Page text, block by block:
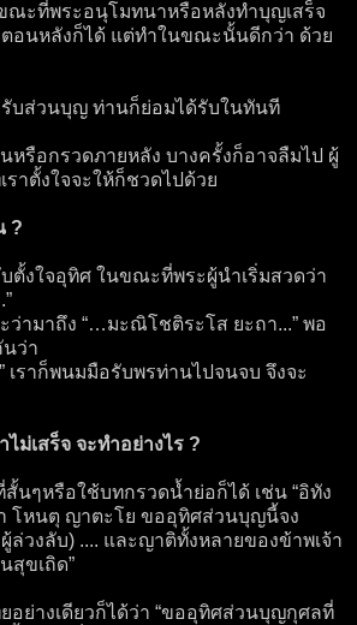
ณะที่พระอนุโมทนาหรือหลังทำบุญเสร็จ
อนหลังก็ได้ แต่ทำในขณะนั้นดีกว่า ด้วย
บส่วนบุญ ท่านก็ย่อมได้รับในทันที
หรือกรวดภายหลัง บางครั้งก็อาจลืมไป ผู้
ราตั้งใจจะให้ก็ชวดไปด้วย
?
ตั้งใจอุทิศ ในขณะที่พระผู้นำเริ่มสวดว่า
ว่ามาถึง “…มะณิโชติระโส ยะถา...” พอ
ว่า
เราก็พนมมือรับพรท่านไปจนจบ จึงจะ
ม่เสร็จ จะทำอย่างไร ?
นๆหรือใช้บทกรวดน้ำย่อก็ได้ เช่น “อิทัง
โหนตุ ญาตะโย ขออุทิศส่วนบุญนี้จง
ล่วงลับ) .... และญาติทั้งหลายของข้าพเจ้า
สุขเถิด”
อย่างเดียวก็ได้ว่า “ขออุทิศส่วนบุญกุศลที่